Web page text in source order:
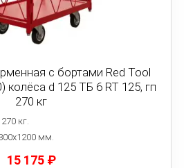
с бортами Red Tool
колёса d 125 ТБ 6 RT 125, гп
270 кг
кг.
00х1200 мм.
15 175 ₽